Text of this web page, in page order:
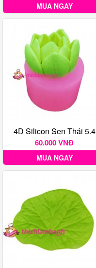
MUA NGAY
4D Silicon Sen Thái 5.4
60.000 VNĐ
MUA NGAY